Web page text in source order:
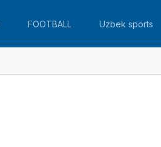
FOOTBALL Uzbek sports